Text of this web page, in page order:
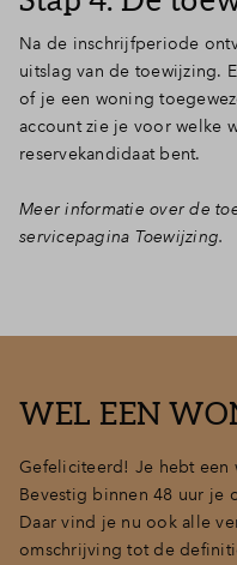
Na de inschrijfperiode
uitslag van de toewijzing.
of je een woning
account zie je voor welke
reservekandidaat bent.
Meer informatie over de
servicepagina Toewijzing.
WEL EEN
Gefeliciteerd! Je hebt een
Bevestig binnen 48 uur je
Daar vind je nu ook alle
omschrijving tot de